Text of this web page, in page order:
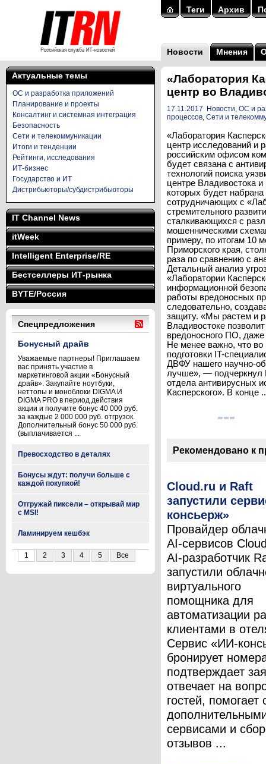
Теги Архив
Новости Мнения
Актуальные темы
ОС и разработка приложений
Планирование и проекты
Консалтинг и системная интеграция
Безопасность
Сети и телекоммуникации
Итоги и тенденции
Рейтинги, исследования
ИТ-бизнес
Государство и ИТ
Дистрибьюторы/субдистрибьюторы
IT Channel News
itWeek
Intelligent Enterprise/RE
Бестселлеры ИТ-рынка
BYTE/Россия
Спецпредложения
Бонусный драйв
Уважаемые партнеры! Приглашаем
вас принять участие в
маркетинговой акции «Бонусный
драйв». Закупайте ноутбуки,
неттопы и моноблоки DIGMA И
DIGMA PRO в период действия
акции и получите бонус 40 000 руб.
за каждые 2 000 000 руб. отгрузок.
Дополнительный бонус 50 000 руб.
(выплачивается ...
Превосходство в деталях
Бонусы ждут: получи больше с
каждой покупкой!
Отгружай пиксели – открывай мир
с MSI!
Ламинируем кешбэк
1 2 3 4 5 Все
«Лаборатория
центр во
17.11.2017 Новости, ОС и
процессов, Сети и
«Лаборатория
центр исследований и
российским офисом
будет связана с
технологий поиска
центре Владивостока и
которых будет
сотрудничающих с
стремительного
сталкивающихся с
мошенническими
примеру, по итогам 10
Приморского края,
раза по сравнению с
Детальный анализ
«Лаборатории
информационной
работы вредоносных
следовательно,
защиту. «Мы растем и
Владивостоке
вредоносного ПО, даже
Не менее важно, что
подготовки IT-
ДВФУ нашего научно-
лучше», — подчеркнул
отдела антивирусных
Касперского». В конце
Рекомендовано к
Cloud.ru и Raft
запустили
консьерж»
Провайдер
AI-сервисов
AI-разработчик
запустили
виртуального
помощника для
автоматизации
клиентами в
Сервис «ИИ-
бронирует
подтверждает
отвечает на
гостей, помогает
сервисами и
отзывов ...